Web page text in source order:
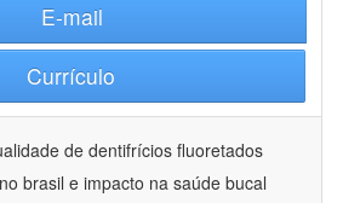
E-mail
Currículo
de dentifrícios fluoretados
brasil e impacto na saúde bucal